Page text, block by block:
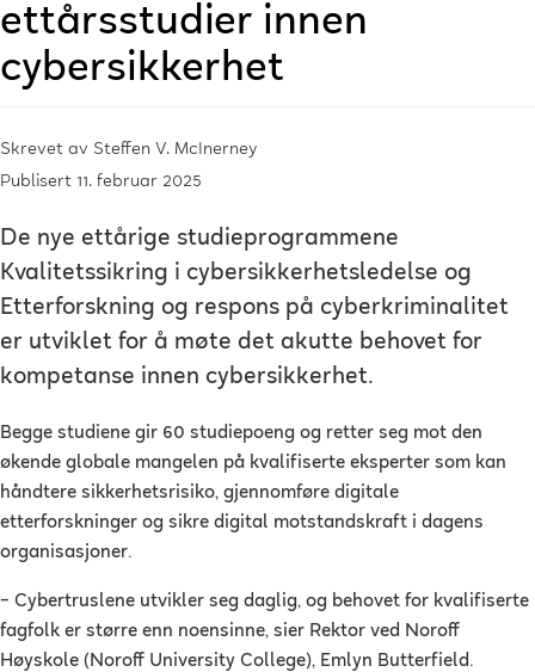
ettårsstudier innen
cybersikkerhet
Skrevet av Steffen V. McInerney
Publisert 11. februar 2025
De nye ettårige studieprogrammene
Kvalitetssikring i cybersikkerhetsledelse og
Etterforskning og respons på cyberkriminalitet
er utviklet for å møte det akutte behovet for
kompetanse innen cybersikkerhet.
Begge studiene gir 60 studiepoeng og retter seg mot den
økende globale mangelen på kvalifiserte eksperter som kan
håndtere sikkerhetsrisiko, gjennomføre digitale
etterforskninger og sikre digital motstandskraft i dagens
organisasjoner.
– Cybertruslene utvikler seg daglig, og behovet for kvalifiserte
fagfolk er større enn noensinne, sier Rektor ved Noroff
Høyskole (Noroff University College), Emlyn Butterfield.